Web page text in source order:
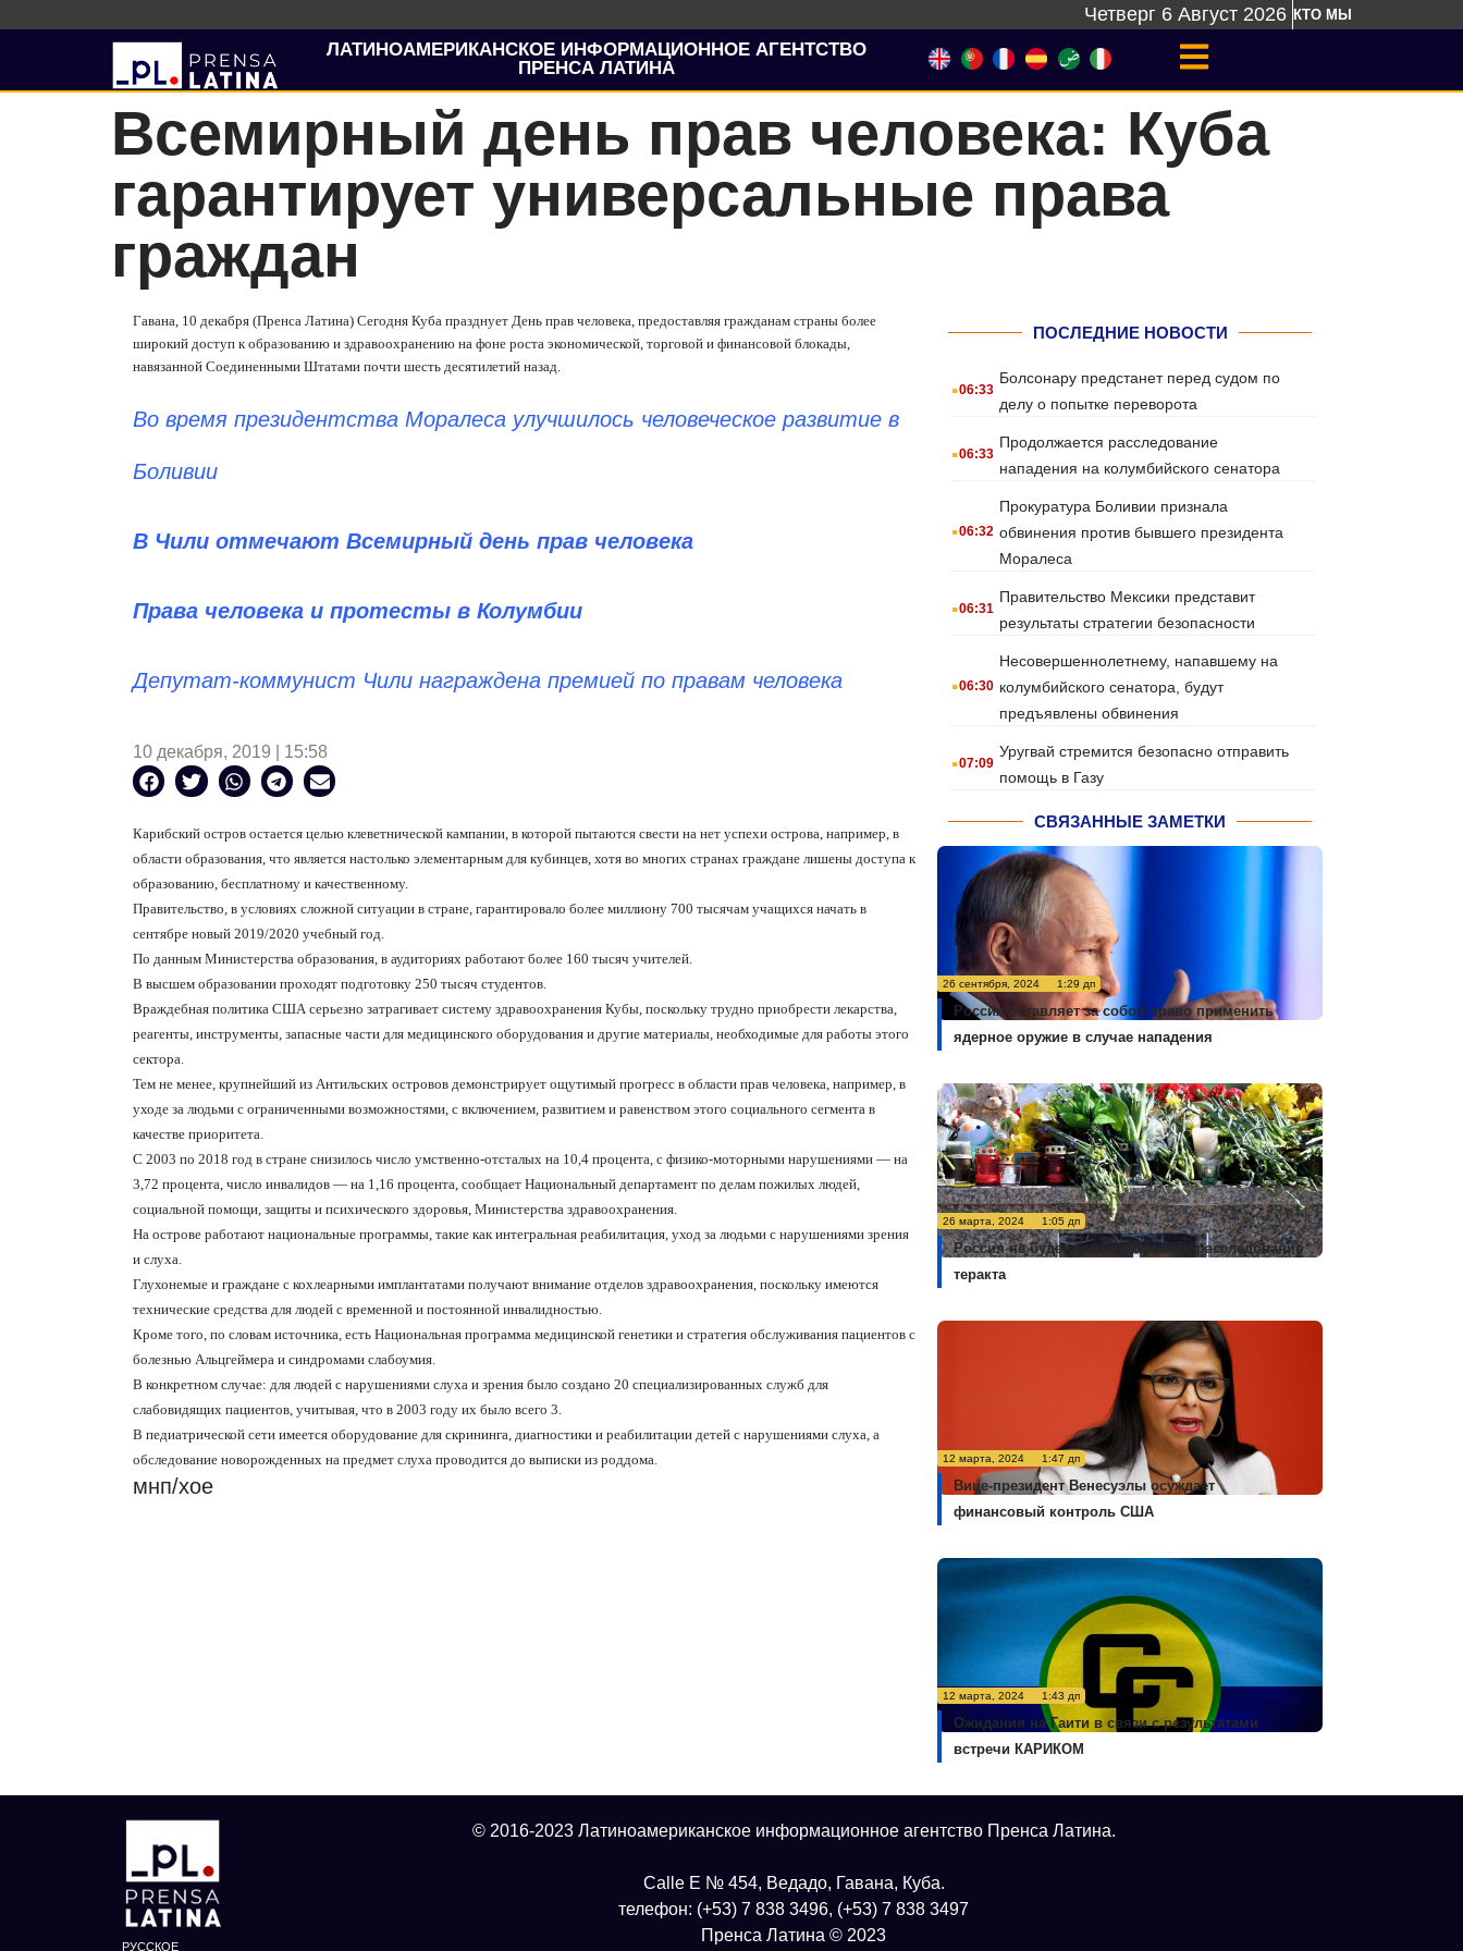
Четверг 6 Август 2026 КТО МЫ
ЛАТИНОАМЕРИКАНСКОЕ ИНФОРМАЦИОННОЕ АГЕНТСТВО
ПРЕНСА ЛАТИНА
Всемирный день прав человека: Куба
гарантирует универсальные права
граждан
Гавана, 10 декабря (Пренса Латина) Сегодня Куба празднует День прав человека, предоставляя гражданам страны более
широкий доступ к образованию и здравоохранению на фоне роста экономической, торговой и финансовой блокады,
навязанной Соединенными Штатами почти шесть десятилетий назад.
Во время президентства Моралеса улучшилось человеческое развитие в
Боливии
В Чили отмечают Всемирный день прав человека
Права человека и протесты в Колумбии
Депутат-коммунист Чили награждена премией по правам человека
10 декабря, 2019 | 15:58
Карибский остров остается целью клеветнической кампании, в которой пытаются свести на нет успехи острова, например, в
области образования, что является настолько элементарным для кубинцев, хотя во многих странах граждане лишены доступа к
образованию, бесплатному и качественному.
Правительство, в условиях сложной ситуации в стране, гарантировало более миллиону 700 тысячам учащихся начать в
сентябре новый 2019/2020 учебный год.
По данным Министерства образования, в аудиториях работают более 160 тысяч учителей.
В высшем образовании проходят подготовку 250 тысяч студентов.
Враждебная политика США серьезно затрагивает систему здравоохранения Кубы, поскольку трудно приобрести лекарства,
реагенты, инструменты, запасные части для медицинского оборудования и другие материалы, необходимые для работы этого
сектора.
Тем не менее, крупнейший из Антильских островов демонстрирует ощутимый прогресс в области прав человека, например, в
уходе за людьми с ограниченными возможностями, с включением, развитием и равенством этого социального сегмента в
качестве приоритета.
С 2003 по 2018 год в стране снизилось число умственно-отсталых на 10,4 процента, с физико-моторными нарушениями — на
3,72 процента, число инвалидов — на 1,16 процента, сообщает Национальный департамент по делам пожилых людей,
социальной помощи, защиты и психического здоровья, Министерства здравоохранения.
На острове работают национальные программы, такие как интегральная реабилитация, уход за людьми с нарушениями зрения
и слуха.
Глухонемые и граждане с кохлеарными имплантатами получают внимание отделов здравоохранения, поскольку имеются
технические средства для людей с временной и постоянной инвалидностью.
Кроме того, по словам источника, есть Национальная программа медицинской генетики и стратегия обслуживания пациентов с
болезнью Альцгеймера и синдромами слабоумия.
В конкретном случае: для людей с нарушениями слуха и зрения было создано 20 специализированных служб для
слабовидящих пациентов, учитывая, что в 2003 году их было всего 3.
В педиатрической сети имеется оборудование для скрининга, диагностики и реабилитации детей с нарушениями слуха, а
обследование новорожденных на предмет слуха проводится до выписки из роддома.
мнп/хое
ПОСЛЕДНИЕ НОВОСТИ
.06:33
Болсонару предстанет перед судом по
делу о попытке переворота
.06:33
Продолжается расследование
нападения на колумбийского сенатора
.06:32
Прокуратура Боливии признала
обвинения против бывшего президента
Моралеса
.06:31
Правительство Мексики представит
результаты стратегии безопасности
.06:30
Несовершеннолетнему, напавшему на
колумбийского сенатора, будут
предъявлены обвинения
.07:09
Уругвай стремится безопасно отправить
помощь в Газу
СВЯЗАННЫЕ ЗАМЕТКИ
26 сентября, 2024 1:29 дп
Россия оставляет за собой право применить
ядерное оружие в случае нападения
26 марта, 2024 1:05 дп
Россия не будет комментировать расследование
теракта
12 марта, 2024 1:47 дп
Вице-президент Венесуэлы осуждает
финансовый контроль США
12 марта, 2024 1:43 дп
Ожидания на Гаити в связи с результатами
встречи КАРИКОМ
РУССКОЕ
© 2016-2023 Латиноамериканское информационное агентство Пренса Латина.
Calle E № 454, Ведадо, Гавана, Куба.
телефон: (+53) 7 838 3496, (+53) 7 838 3497
Пренса Латина © 2023